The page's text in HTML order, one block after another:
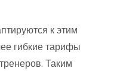
к этим
гибкие тарифы
Таким